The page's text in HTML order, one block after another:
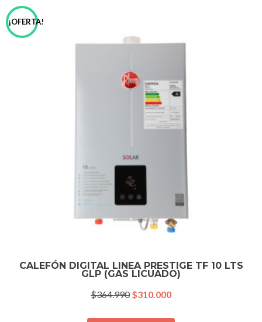
¡OFERTA!
CALEFÓN DIGITAL LINEA PRESTIGE TF 10 LTS
GLP (GAS LICUADO)
$364.990 El
original
$310.000El
actual